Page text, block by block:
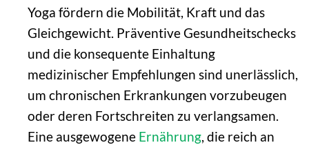
Yoga fördern die Mobilität, Kraft und das
Gleichgewicht. Präventive Gesundheitschecks
und die konsequente Einhaltung
medizinischer Empfehlungen sind unerlässlich,
um chronischen Erkrankungen vorzubeugen
oder deren Fortschreiten zu verlangsamen.
Eine ausgewogene Ernährung, die reich an